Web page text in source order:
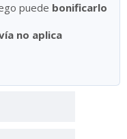
puede bonificarlo
no aplica